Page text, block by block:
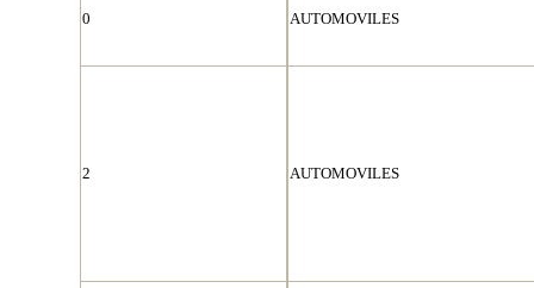
0 AUTOMOVILES
2 AUTOMOVILES